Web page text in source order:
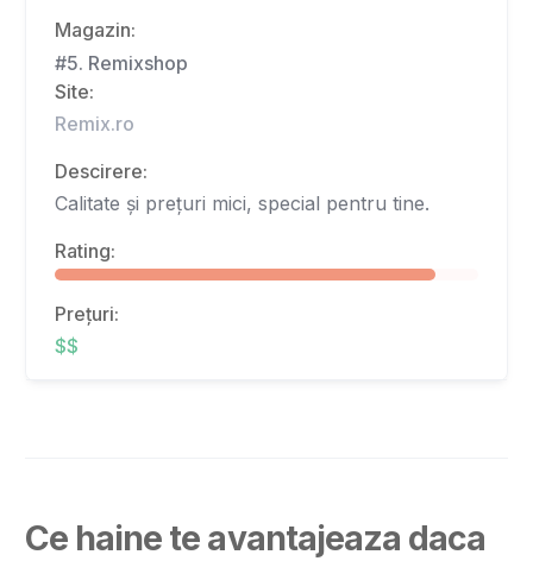
Magazin:
#5. Remixshop
Site:
Remix.ro
Descirere:
Calitate și prețuri mici, special pentru tine.
Rating:
Prețuri:
$$
Ce haine te avantajeaza daca